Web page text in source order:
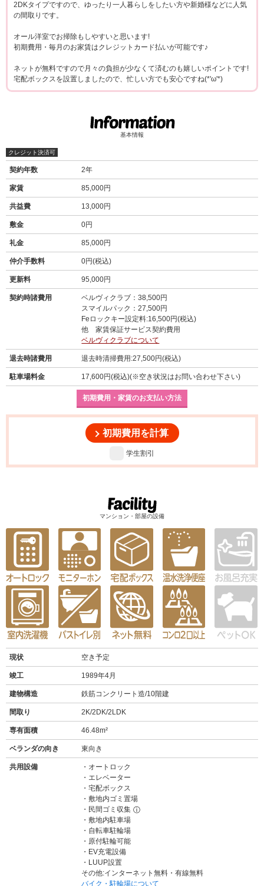
2DKタイプですので、ゆったり一人暮らしをしたい方や新婚様などに人気
の間取りです。
オール洋室でお掃除もしやすいと思います!
初期費用・毎月のお家賃はクレジットカード払いが可能です♪
ネットが無料ですので月々の負担が少なくて済むのも嬉しいポイントです!
宅配ボックスを設置しましたので、忙しい方でも安心ですね(*'ω'*)
基本情報
クレジット決済可
契約年数 2年
家賃 85,000円
共益費 13,000円
敷金 0円
礼金 85,000円
仲介手数料 0円(税込)
更新料 95,000円
契約時諸費用
ベルヴィクラブ：38,500円
スマイルパック：27,500円
Feロックキー設定料:16,500円(税込)
他 家賃保証サービス契約費用
ベルヴィクラブについて
退去時諸費用 退去時清掃費用:27,500円(税込)
駐車場料金 17,600円(税込)(※空き状況はお問い合わせ下さい)
初期費用・家賃のお支払い方法
初期費用を計算
学生割引
マンション・部屋の設備
現状 空き予定
竣工 1989年4月
建物構造 鉄筋コンクリート造/10階建
間取り 2K/2DK/2LDK
専有面積 46.48m²
ベランダの向き 東向き
共用設備
オートロック
エレベーター
宅配ボックス
敷地内ゴミ置場
民間ゴミ収集 ⓘ
敷地内駐車場
自転車駐輪場
原付駐輪可能
EV充電設備
LUUP設置
その他:インターネット無料・有線無料
バイク・駐輪場について